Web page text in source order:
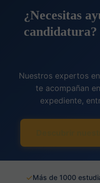
¿Necesitas
candidatura?
Nuestros expertos
te acompañan
expediente,
✓Más de 1000